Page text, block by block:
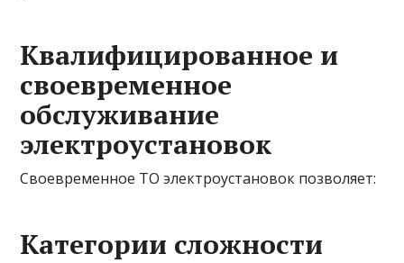
Квалифицированное и
своевременное
обслуживание
электроустановок
Своевременное ТО электроустановок позволяет:
Категории сложности